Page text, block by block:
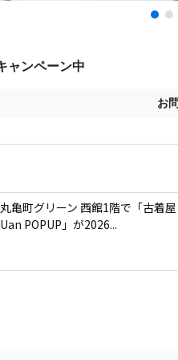
丸亀町グリーン 西館1階で「古着屋
Uan POPUP」が2026...